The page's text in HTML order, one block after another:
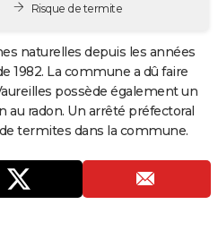
Risque de termite
naturelles depuis les années
1982. La commune a dû faire
possède également un
radon. Un arrêté préfectoral
termites dans la commune.